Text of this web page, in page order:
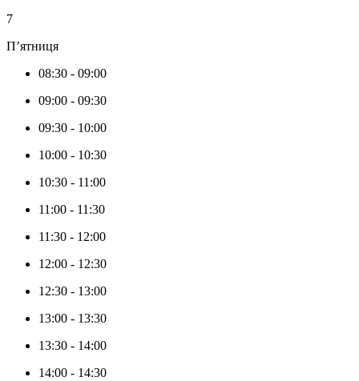
7
П’ятниця
08:30 - 09:00
09:00 - 09:30
09:30 - 10:00
10:00 - 10:30
10:30 - 11:00
11:00 - 11:30
11:30 - 12:00
12:00 - 12:30
12:30 - 13:00
13:00 - 13:30
13:30 - 14:00
14:00 - 14:30